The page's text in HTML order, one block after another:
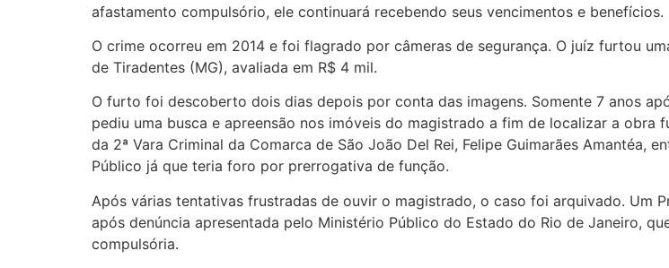
afastamento compulsório, ele continuará recebendo seus vencimentos e benefícios.
O crime ocorreu em 2014 e foi flagrado por câmeras de segurança. O juíz furtou
de Tiradentes (MG), avaliada em R$ 4 mil.
O furto foi descoberto dois dias depois por conta das imagens. Somente 7 anos
pediu uma busca e apreensão nos imóveis do magistrado a fim de localizar a
da 2ª Vara Criminal da Comarca de São João Del Rei, Felipe Guimarães Amantéa,
Público já que teria foro por prerrogativa de função.
Após várias tentativas frustradas de ouvir o magistrado, o caso foi arquivado. Um
após denúncia apresentada pelo Ministério Público do Estado do Rio de Janeiro,
compulsória.